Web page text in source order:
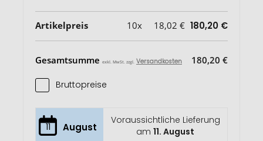
Artikelpreis 10x 18,02 € 180,20 €
Gesamtsumme exkl. MwSt. zzgl. Versandkosten 180,20 €
Bruttopreise
11 August
Voraussichtliche Lieferung
am11. August